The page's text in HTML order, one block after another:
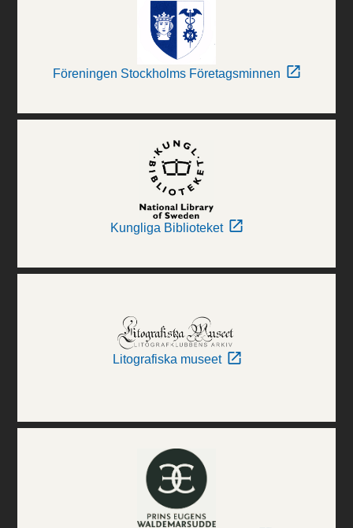
Föreningen Stockholms Företagsminnen
Kungliga Biblioteket
Litografiska museet